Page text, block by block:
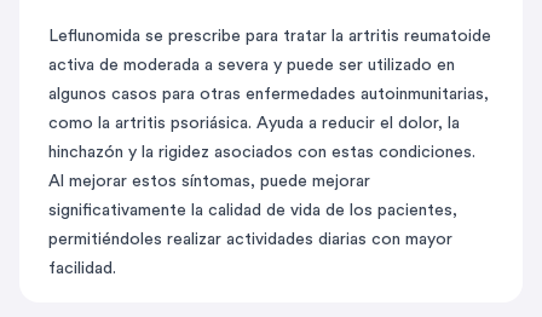
Leflunomida se prescribe para tratar la artritis reumatoide
activa de moderada a severa y puede ser utilizado en
algunos casos para otras enfermedades autoinmunitarias,
como la artritis psoriásica. Ayuda a reducir el dolor, la
hinchazón y la rigidez asociados con estas condiciones.
Al mejorar estos síntomas, puede mejorar
significativamente la calidad de vida de los pacientes,
permitiéndoles realizar actividades diarias con mayor
facilidad.